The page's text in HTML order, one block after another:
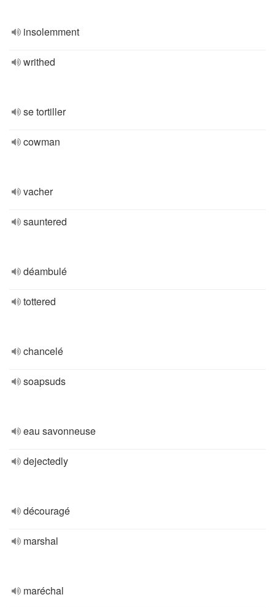
insolemment
writhed
se tortiller
cowman
vacher
sauntered
déambulé
tottered
chancelé
soapsuds
eau savonneuse
dejectedly
découragé
marshal
maréchal